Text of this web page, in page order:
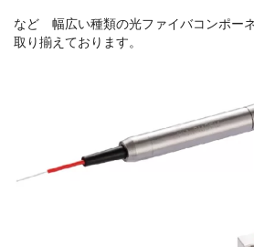
など 幅広い種類の光ファイバコンポー
取り揃えております。